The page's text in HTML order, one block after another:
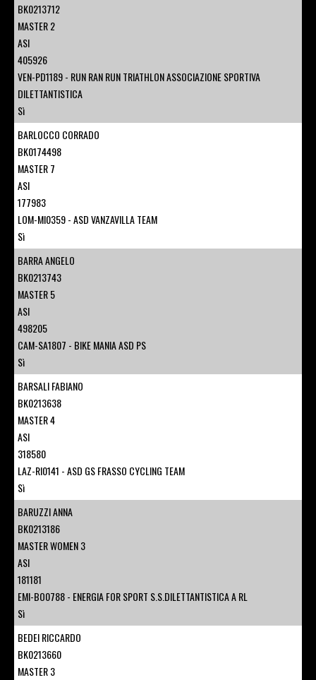
BK0213712
MASTER 2
ASI
405926
VEN-PD1189 - RUN RAN RUN TRIATHLON ASSOCIAZIONE SPORTIVA
DILETTANTISTICA
Sì
BARLOCCO CORRADO
BK0174498
MASTER 7
ASI
177983
LOM-MI0359 - ASD VANZAVILLA TEAM
Sì
BARRA ANGELO
BK0213743
MASTER 5
ASI
498205
CAM-SA1807 - BIKE MANIA ASD PS
Sì
BARSALI FABIANO
BK0213638
MASTER 4
ASI
318580
LAZ-RI0141 - ASD GS FRASSO CYCLING TEAM
Sì
BARUZZI ANNA
BK0213186
MASTER WOMEN 3
ASI
181181
EMI-BO0788 - ENERGIA FOR SPORT S.S.DILETTANTISTICA A RL
Sì
BEDEI RICCARDO
BK0213660
MASTER 3